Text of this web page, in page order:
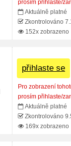
prosím přihlaste/
Aktuálně platné
Zkontrolováno
152x zobrazeno
přihlaste se
Pro zobrazení
prosím přihlaste/
Aktuálně platné
Zkontrolováno
169x zobrazeno